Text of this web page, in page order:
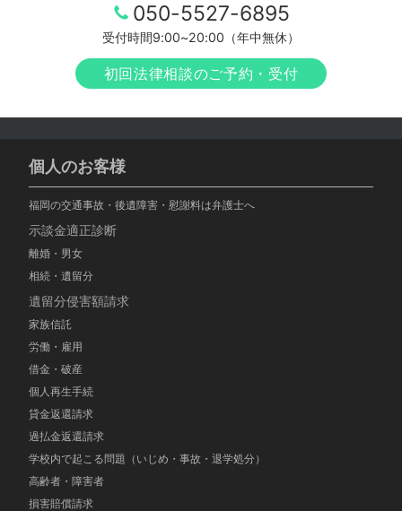
050-5527-6895
受付時間9:00~20:00（年中無休）
初回法律相談のご予約・受付
個人のお客様
福岡の交通事故・後遺障害・慰謝料は弁護士へ
示談金適正診断
離婚・男女
相続・遺留分
遺留分侵害額請求
家族信託
労働・雇用
借金・破産
個人再生手続
貸金返還請求
過払金返還請求
学校内で起こる問題（いじめ・事故・退学処分）
高齢者・障害者
損害賠償請求